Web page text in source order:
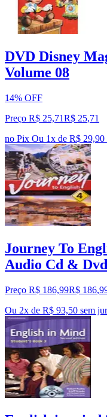
DVD Disney
Volume 08
14% OFF
Preço R$ 25,71R$ 25,71
no Pix Ou 1x de R$ 29,90
Journey To
Audio Cd &
Preço R$ 186,99R$ 186,
Ou 2x de R$ 93,50 sem